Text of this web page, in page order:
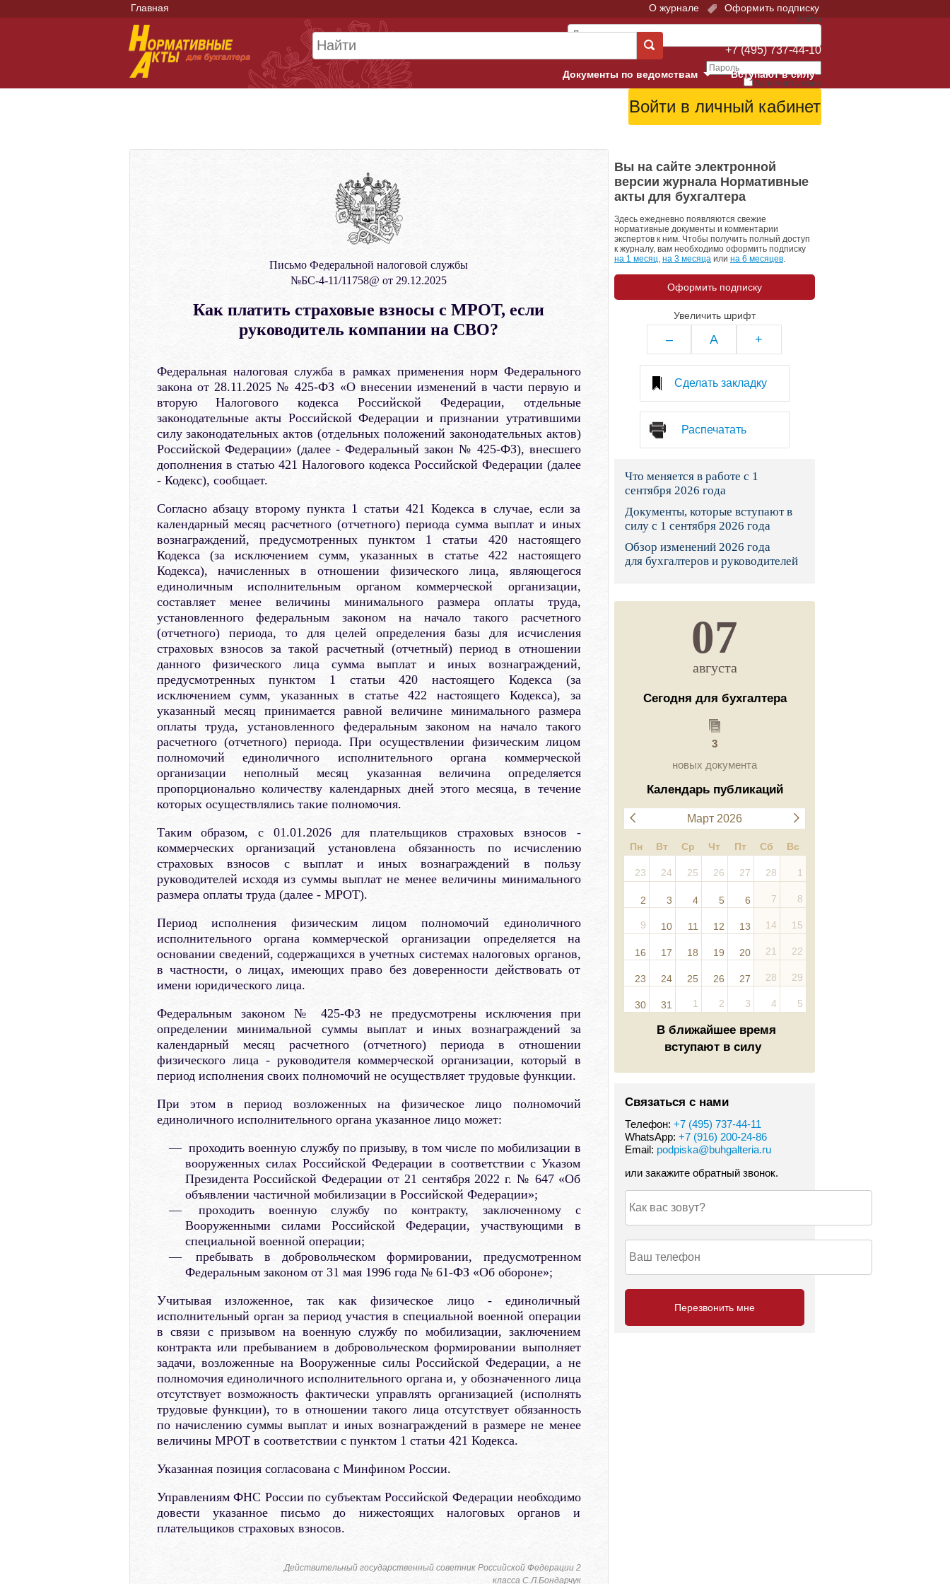
Главная О журнале Оформить подписку
Войти
Запомнить меня
+7 (495) 737-44-10
Вступают в силу
Документы по ведомствам
Арбитражные суды
Верховный Суд
Гострудинспекция в г. Москве
Конституционный Суд
Президент: законы и указы
Роструд
Социальный фонд России
Суд общей юрисдикции
Федеральная налоговая служба
Фонд социального страхования
Остальные ведомства
Письмо Федеральной налоговой службы
№БС-4-11/11758@ от 29.12.2025
Как платить страховые взносы с МРОТ, если
руководитель компании на СВО?
Федеральная налоговая служба в рамках применения норм Федерального
закона от 28.11.2025 № 425-ФЗ «О внесении изменений в части первую и
вторую Налогового кодекса Российской Федерации, отдельные
законодательные акты Российской Федерации и признании утратившими
силу законодательных актов (отдельных положений законодательных актов)
Российской Федерации» (далее - Федеральный закон № 425-ФЗ), внесшего
дополнения в статью 421 Налогового кодекса Российской Федерации (далее
- Кодекс), сообщает.
Согласно абзацу второму пункта 1 статьи 421 Кодекса в случае, если за
календарный месяц расчетного (отчетного) периода сумма выплат и иных
вознаграждений, предусмотренных пунктом 1 статьи 420 настоящего
Кодекса (за исключением сумм, указанных в статье 422 настоящего
Кодекса), начисленных в отношении физического лица, являющегося
единоличным исполнительным органом коммерческой организации,
составляет менее величины минимального размера оплаты труда,
установленного федеральным законом на начало такого расчетного
(отчетного) периода, то для целей определения базы для исчисления
страховых взносов за такой расчетный (отчетный) период в отношении
данного физического лица сумма выплат и иных вознаграждений,
предусмотренных пунктом 1 статьи 420 настоящего Кодекса (за
исключением сумм, указанных в статье 422 настоящего Кодекса), за
указанный месяц принимается равной величине минимального размера
оплаты труда, установленного федеральным законом на начало такого
расчетного (отчетного) периода. При осуществлении физическим лицом
полномочий единоличного исполнительного органа коммерческой
организации неполный месяц указанная величина определяется
пропорционально количеству календарных дней этого месяца, в течение
которых осуществлялись такие полномочия.
Таким образом, с 01.01.2026 для плательщиков страховых взносов -
коммерческих организаций установлена обязанность по исчислению
страховых взносов с выплат и иных вознаграждений в пользу
руководителей исходя из суммы выплат не менее величины минимального
размера оплаты труда (далее - МРОТ).
Период исполнения физическим лицом полномочий единоличного
исполнительного органа коммерческой организации определяется на
основании сведений, содержащихся в учетных системах налоговых органов,
в частности, о лицах, имеющих право без доверенности действовать от
имени юридического лица.
Федеральным законом № 425-ФЗ не предусмотрены исключения при
определении минимальной суммы выплат и иных вознаграждений за
календарный месяц расчетного (отчетного) периода в отношении
физического лица - руководителя коммерческой организации, который в
период исполнения своих полномочий не осуществляет трудовые функции.
При этом в период возложенных на физическое лицо полномочий
единоличного исполнительного органа указанное лицо может:
проходить военную службу по призыву, в том числе по мобилизации в
вооруженных силах Российской Федерации в соответствии с Указом
Президента Российской Федерации от 21 сентября 2022 г. № 647 «Об
объявлении частичной мобилизации в Российской Федерации»;
проходить военную службу по контракту, заключенному с
Вооруженными силами Российской Федерации, участвующими в
специальной военной операции;
пребывать в добровольческом формировании, предусмотренном
Федеральным законом от 31 мая 1996 года № 61-ФЗ «Об обороне»;
Учитывая изложенное, так как физическое лицо - единоличный
исполнительный орган за период участия в специальной военной операции
в связи с призывом на военную службу по мобилизации, заключением
контракта или пребыванием в добровольческом формировании выполняет
задачи, возложенные на Вооруженные силы Российской Федерации, а не
полномочия единоличного исполнительного органа и, у обозначенного лица
отсутствует возможность фактически управлять организацией (исполнять
трудовые функции), то в отношении такого лица отсутствует обязанность
по начислению суммы выплат и иных вознаграждений в размере не менее
величины МРОТ в соответствии с пунктом 1 статьи 421 Кодекса.
Указанная позиция согласована с Минфином России.
Управлениям ФНС России по субъектам Российской Федерации необходимо
довести указанное письмо до нижестоящих налоговых органов и
плательщиков страховых взносов.
Действительный государственный советник Российской Федерации 2
класса С.Л.Бондарчук
Вы на сайте электронной
версии журнала Нормативные
акты для бухгалтера
Здесь ежедневно появляются свежие
нормативные документы и комментарии
экспертов к ним. Чтобы получить полный доступ
к журналу, вам необходимо оформить подписку
на 1 месяц, на 3 месяца или на 6 месяцев.
Оформить подписку
Увеличить шрифт
– A +
Сделать закладку
Распечатать
Что меняется в работе с 1
сентября 2026 года
Документы, которые вступают в
силу с 1 сентября 2026 года
Обзор изменений 2026 года
для бухгалтеров и руководителей
07
августа
Сегодня для бухгалтера
3
новых документа
Календарь публикаций
Март 2026
Пн Вт Ср Чт Пт Сб Вс
23 24 25 26 27 28 1
2 3 4 5 6 7 8
9 10 11 12 13 14 15
16 17 18 19 20 21 22
23 24 25 26 27 28 29
30 31 1 2 3 4 5
В ближайшее время
вступают в силу
Связаться с нами
Телефон: +7 (495) 737-44-11
WhatsApp: +7 (916) 200-24-86
Email: podpiska@buhgalteria.ru
или закажите обратный звонок.